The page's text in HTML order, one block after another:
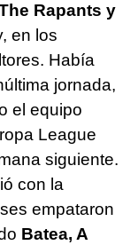
Rapants y
en los
Había
jornada,
el equipo
League
siguiente.
con la
empataron
Batea, A